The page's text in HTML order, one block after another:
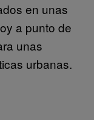
en unas
a punto de
unas
urbanas.